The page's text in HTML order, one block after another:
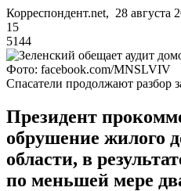
Корреспондент.net, 28 августа
15
5144
Фото: facebook.com/MNSLVIV
Спасатели продолжают разбор
Президент
обрушение жилого
области, в
по меньшей мере